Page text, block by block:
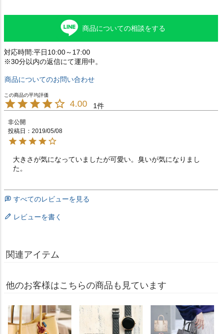
商品についての相談をする
対応時間:平日10:00～17:00
※30分以内の返信にて運用中。
商品についてのお問い合わせ
4.00 1
非公開
投稿日
2019/05/08
大きさが気になっていましたが可愛い。臭いが気になりまし
た。
すべてのレビューを見る
レビューを書く
関連アイテム
他のお客様はこちらの商品も見ています